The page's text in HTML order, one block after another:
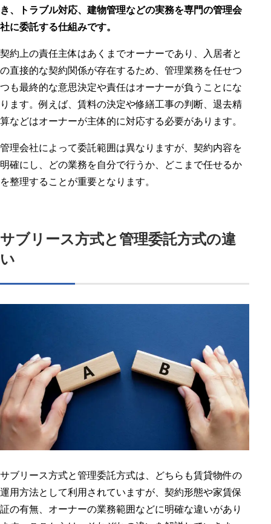
き、トラブル対応、建物管理などの実務を専門の管理会
社に委託する仕組みです。
契約上の責任主体はあくまでオーナーであり、入居者と
の直接的な契約関係が存在するため、管理業務を任せつ
つも最終的な意思決定や責任はオーナーが負うことにな
ります。例えば、賃料の決定や修繕工事の判断、退去精
算などはオーナーが主体的に対応する必要があります。
管理会社によって委託範囲は異なりますが、契約内容を
明確にし、どの業務を自分で行うか、どこまで任せるか
を整理することが重要となります。
サブリース方式と管理委託方式の違
い
サブリース方式と管理委託方式は、どちらも賃貸物件の
運用方法として利用されていますが、契約形態や家賃保
証の有無、オーナーの業務範囲などに明確な違いがあり